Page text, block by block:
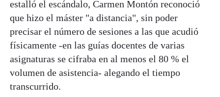
estalló el escándalo, Carmen Montón reconoció
que hizo el máster "a distancia", sin poder
precisar el número de sesiones a las que acudió
físicamente -en las guías docentes de varias
asignaturas se cifraba en al menos el 80 % el
volumen de asistencia- alegando el tiempo
transcurrido.